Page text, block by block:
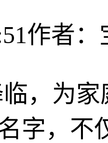
作者：
，为
字，不